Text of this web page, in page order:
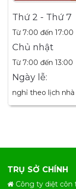
Thứ 2 - Thứ 7
Từ 7:00 đến 17:00
Chủ nhật
Từ 7:00 đến 13:00
Ngày lễ:
nghỉ theo lịch
TRỤ SỞ CHÍNH
Công ty diệt côn